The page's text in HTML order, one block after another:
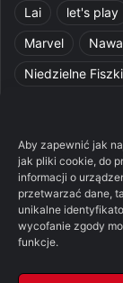
Aby zapewnić jak
jak pliki cookie, do
informacji o
przetwarzać dane,
unikalne
wycofanie zgody
funkcje.
Lai
let's play
Marvel
Niedzielne Fiszki
recenzja książki
Starcie Królów
Tolkienowskie